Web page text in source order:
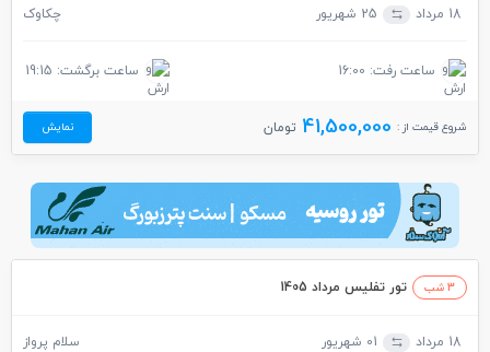
18 مرداد 25 شهریور چکاوک
ساعت رفت: 16:00 ساعت برگشت: 19:15
شروع قیمت از : 41,500,000 تومان نمایش
3 شب تور تفلیس مرداد 1405
18 مرداد 01 شهریور سلام پرواز